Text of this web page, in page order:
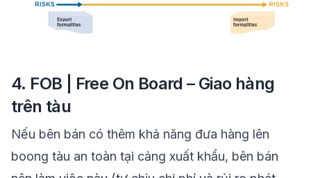
4. FOB | Free On Board – Giao hàng
trên tàu
Nếu bên bán có thêm khả năng đưa hàng lên
boong tàu an toàn tại cảng xuất khẩu, bên bán